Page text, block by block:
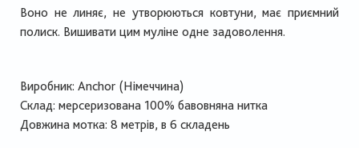
Воно не линяє, не утворюються ковтуни, має приємний
полиск. Вишивати цим муліне одне задоволення.
Виробник: Anchor (Німеччина)
Склад: мерсеризована 100% бавовняна нитка
Довжина мотка: 8 метрів, в 6 складень